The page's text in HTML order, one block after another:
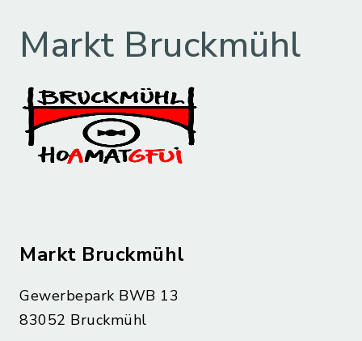
Markt Bruckmühl
Markt Bruckmühl
Gewerbepark BWB 13
83052 Bruckmühl